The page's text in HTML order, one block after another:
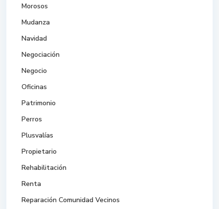
Morosos
Mudanza
Navidad
Negociación
Negocio
Oficinas
Patrimonio
Perros
Plusvalías
Propietario
Rehabilitación
Renta
Reparación Comunidad Vecinos